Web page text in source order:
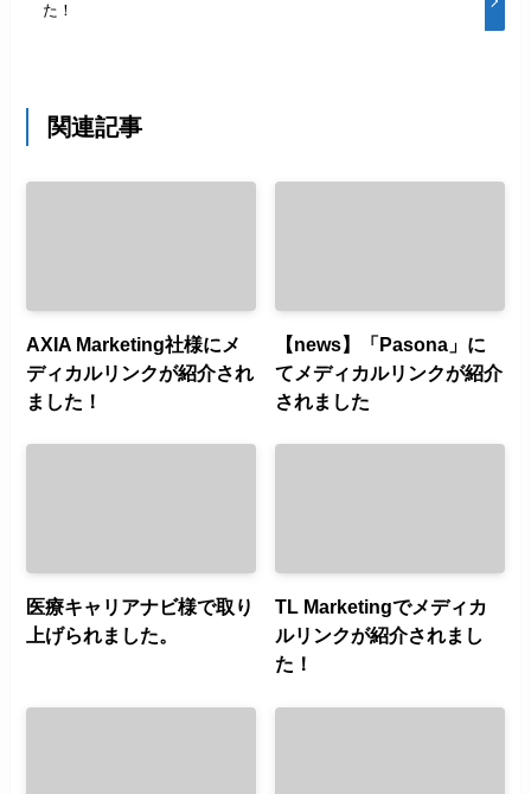
た！
関連記事
AXIA Marketing社様にメ
ディカルリンクが紹介され
ました！
【news】「Pasona」に
てメディカルリンクが紹介
されました
医療キャリアナビ様で取り
上げられました。
TL Marketingでメディカ
ルリンクが紹介されまし
た！